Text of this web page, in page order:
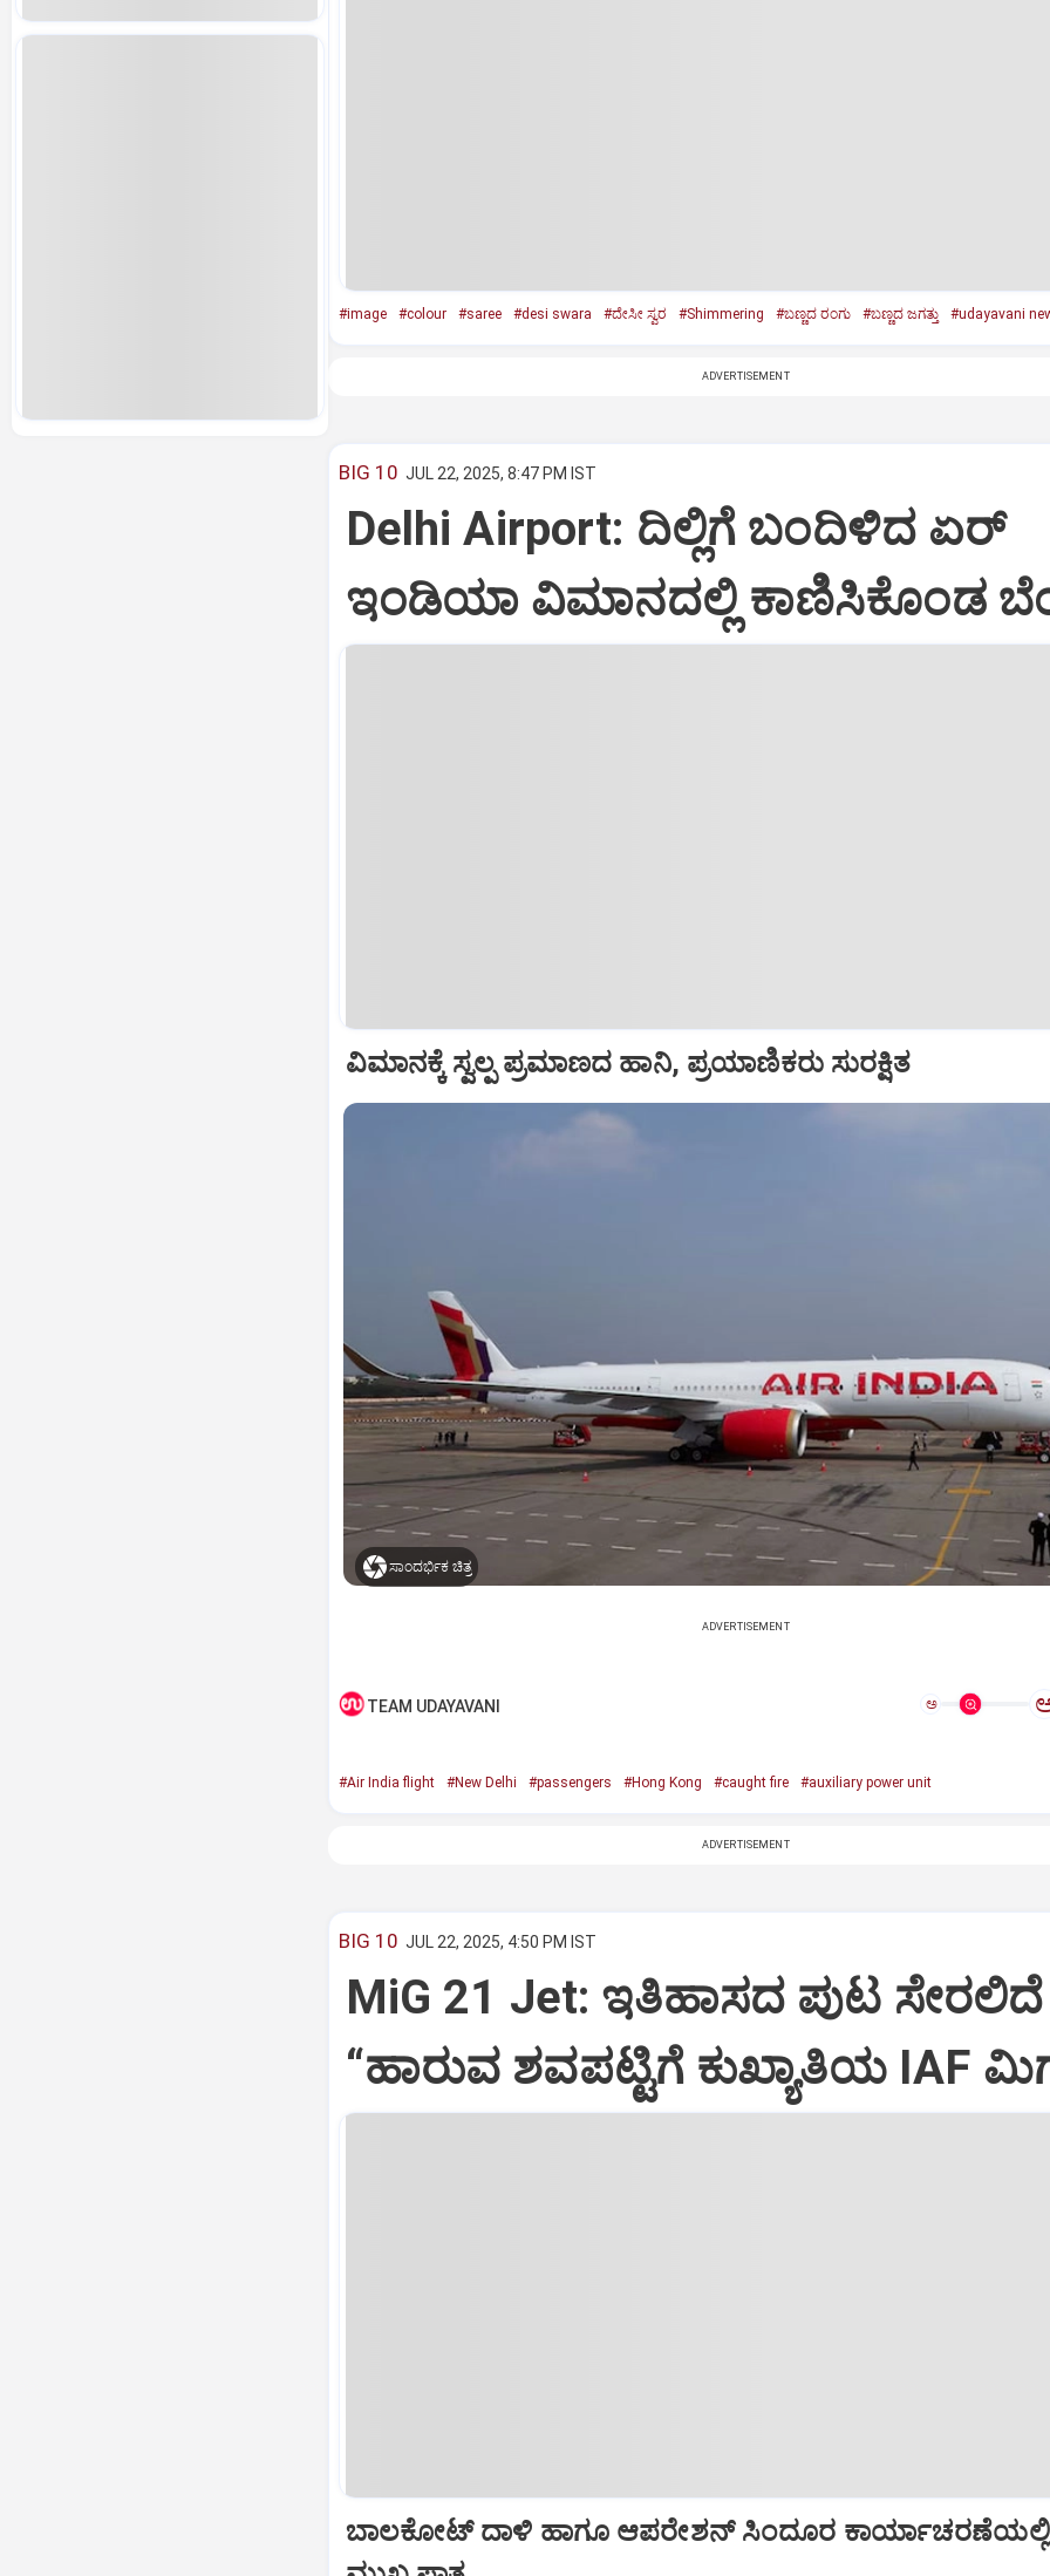
#image #colour #saree #desi swara #ದೇಸೀ ಸ್ವರ #Shimmering #ಬಣ್ಣದ ರಂಗು #ಬಣ್ಣದ ಜಗತ್ತು #udayavani
ADVERTISEMENT
BIG 10 JUL 22, 2025, 8:47 PM IST
Delhi Airport: ದಿಲ್ಲಿಗೆ ಬಂದಿಳಿದ ಏರ್‌
ಇಂಡಿಯಾ ವಿಮಾನದಲ್ಲಿ ಕಾಣಿಸಿಕೊಂಡ
ವಿಮಾನಕ್ಕೆ ಸ್ವಲ್ಪ ಪ್ರಮಾಣದ ಹಾನಿ, ಪ್ರಯಾಣಿಕರು ಸುರಕ್ಷಿತ
ಸಾಂದರ್ಭಿಕ ಚಿತ್ರ
ADVERTISEMENT
TEAM UDAYAVANI ಅ
#Air India flight #New Delhi #passengers #Hong Kong #caught fire #auxiliary power unit
ADVERTISEMENT
BIG 10 JUL 22, 2025, 4:50 PM IST
MiG 21 Jet: ಇತಿಹಾಸದ ಪುಟ ಸೇರಲಿದೆ
“ಹಾರುವ ಶವಪಟ್ಟಿಗೆ ಕುಖ್ಯಾತಿಯ IAF
ಬಾಲಕೋಟ್‌ ದಾಳಿ ಹಾಗೂ ಆಪರೇಶನ್‌ ಸಿಂದೂರ ಕಾರ್ಯಾಚರಣೆಯಲ್ಲಿ